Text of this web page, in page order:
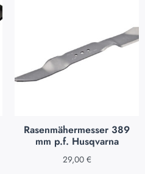
Rasenmähermesser 389
mm p.f. Husqvarna
29,00 €